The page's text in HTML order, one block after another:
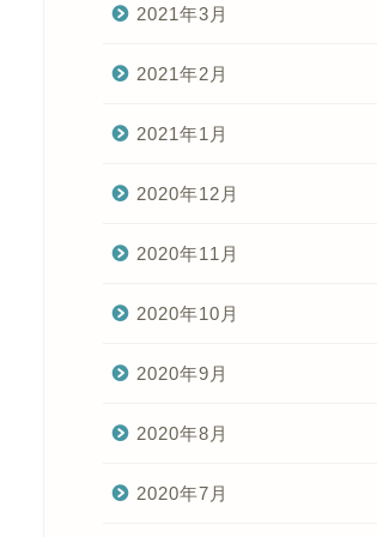
2021年3月
2021年2月
2021年1月
2020年12月
2020年11月
2020年10月
2020年9月
2020年8月
2020年7月